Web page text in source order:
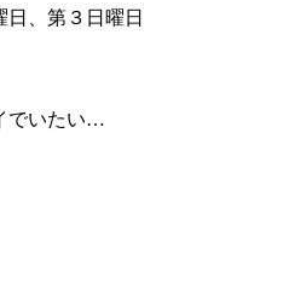
、第３日曜日
でいたい…